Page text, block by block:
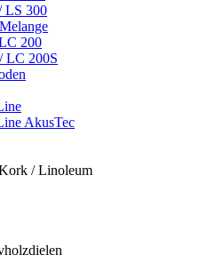
LS 300
200
LC 200S
AkusTec
/ Linoleum